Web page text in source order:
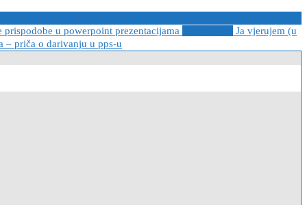
prispodobe u powerpoint prezentacijama
Ja vjerujem (u
– priča o darivanju u pps-u